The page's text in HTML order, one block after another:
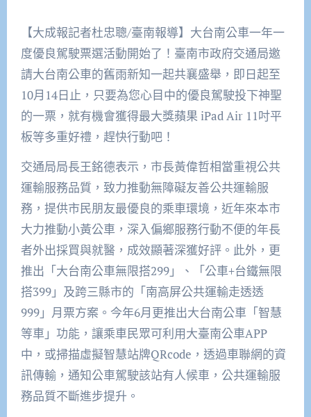
【大成報記者杜忠聰/臺南報導】大台南公車一年一
度優良駕駛票選活動開始了！臺南市政府交通局邀
請大台南公車的舊雨新知一起共襄盛舉，即日起至
10月14日止，只要為您心目中的優良駕駛投下神聖
的一票，就有機會獲得最大獎蘋果 iPad Air 11吋平
板等多重好禮，趕快行動吧！
交通局局長王銘德表示，市長黃偉哲相當重視公共
運輸服務品質，致力推動無障礙友善公共運輸服
務，提供市民朋友最優良的乘車環境，近年來本市
大力推動小黃公車，深入偏鄉服務行動不便的年長
者外出採買與就醫，成效顯著深獲好評。此外，更
推出「大台南公車無限搭299」、「公車+台鐵無限
搭399」及跨三縣市的「南高屏公共運輸走透透
999」月票方案。今年6月更推出大台南公車「智慧
等車」功能，讓乘車民眾可利用大臺南公車APP
中，或掃描虛擬智慧站牌QRcode，透過車聯網的資
訊傳輸，通知公車駕駛該站有人候車，公共運輸服
務品質不斷進步提升。